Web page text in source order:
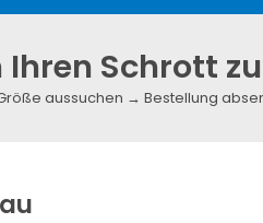
Schrott
aussuchen → Bestellung